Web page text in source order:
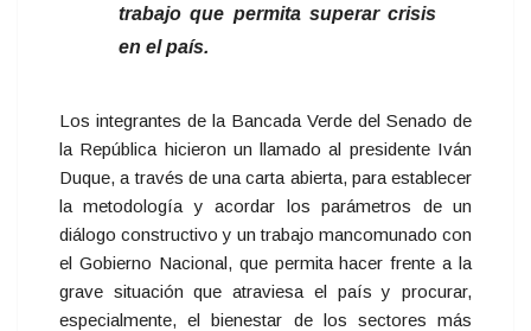
trabajo que permita superar crisis
en el país.
Los integrantes de la Bancada Verde del Senado de
la República hicieron un llamado al presidente Iván
Duque, a través de una carta abierta, para establecer
la metodología y acordar los parámetros de un
diálogo constructivo y un trabajo mancomunado con
el Gobierno Nacional, que permita hacer frente a la
grave situación que atraviesa el país y procurar,
especialmente, el bienestar de los sectores más